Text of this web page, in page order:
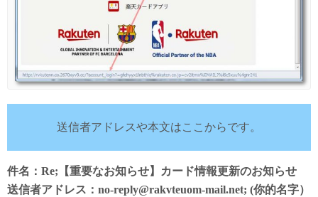
送信者アドレスや本文はここからです。
件名：Re;【重要なお知らせ】カード情報更新のお知らせ
送信者アドレス：no-reply@rakvteuom-mail.net; (你的名字）